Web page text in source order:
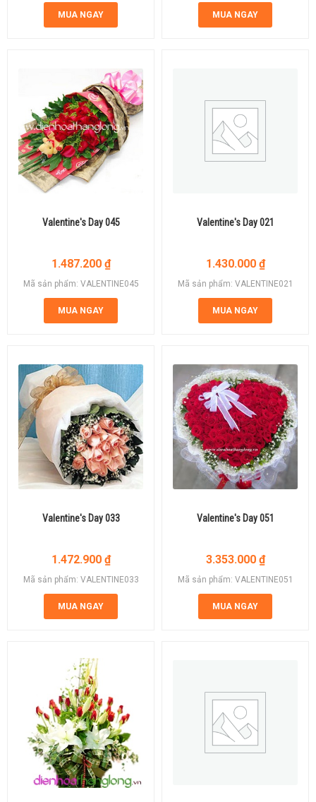
MUA NGAY MUA NGAY
Valentine's Day 045
1.487.200 ₫
Mã sản phẩm: VALENTINE045
MUA NGAY
Valentine's Day 021
1.430.000 ₫
Mã sản phẩm: VALENTINE021
MUA NGAY
Valentine's Day 033
1.472.900 ₫
Mã sản phẩm: VALENTINE033
MUA NGAY
Valentine's Day 051
3.353.000 ₫
Mã sản phẩm: VALENTINE051
MUA NGAY